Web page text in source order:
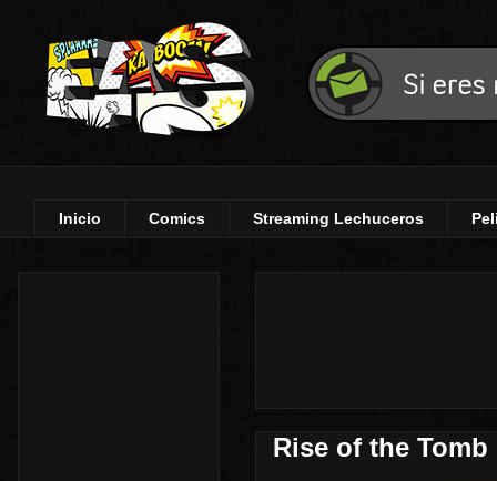
Inicio Comics Streaming Lechuceros
Rise of the